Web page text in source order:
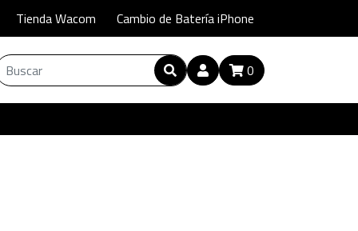
Tienda Wacom Cambio de Batería iPhone
0